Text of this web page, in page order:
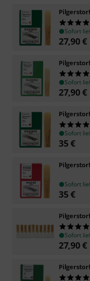
Sofort
27,90€
Sofort
27,90€
Sofort
35€
Sofort
35€
Sofort
27,90€